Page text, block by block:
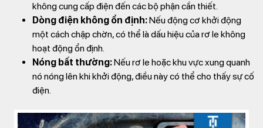
không cung cấp điện đến các bộ phận cần thiết.
Dòng điện không ổn định:Nếu động cơ khởi động
một cách chập chờn, có thể là dấu hiệu của rơ le không
hoạt động ổn định.
Nóng bất thường:Nếu rơ le hoặc khu vực xung quanh
nó nóng lên khi khởi động, điều này có thể cho thấy sự cố
điện.